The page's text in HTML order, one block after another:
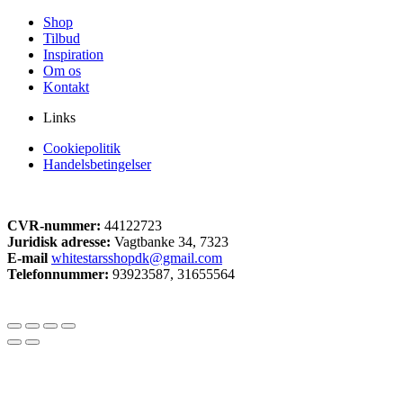
Shop
Tilbud
Inspiration
Om os
Kontakt
Links
Cookiepolitik
Handelsbetingelser
CVR-nummer: 44122723
Juridisk adresse: Vagtbanke 34, 7323
E-mail whitestarsshopdk@gmail.com
Telefonnummer: 93923587, 31655564